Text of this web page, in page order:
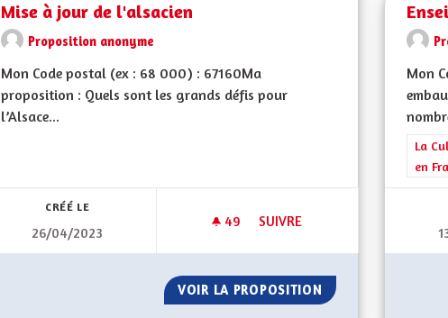
Mise à jour de l'alsacien
Proposition anonyme
Mon Code postal (ex : 68 000) : 67160Ma
proposition : Quels sont les grands défis pour
l’Alsace...
CRÉÉ LE
26/04/2023
49 49 ABONNÉS
SUIVRE
VOIR LA PROPOSITION MISE À JOUR DE
Mon
La
en